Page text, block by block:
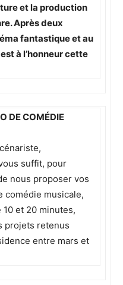
et la production
Après deux
fantastique et au
à l’honneur cette
DE COMÉDIE
suffit, pour
nous proposer vos
comédie musicale,
10 et 20 minutes,
projets retenus
entre mars et